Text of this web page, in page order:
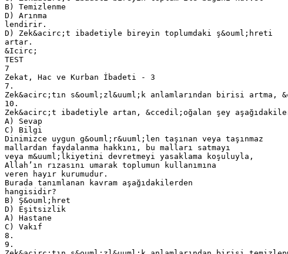
B) Temizlenme
D) Arınma
lendirir.
D) Zek&acirc;t ibadetiyle bireyin toplumdaki ş&ouml;hreti
artar.
&Icirc;
TEST
7
Zekat, Hac ve Kurban İbadeti - 3
7.
Zek&acirc;tın s&ouml;zl&uuml;k anlamlarından birisi artma,
10.
Zek&acirc;t ibadetiyle artan, &ccedil;oğalan şey
A) Sevap
C) Bilgi
Dinimizce uygun g&ouml;r&uuml;len taşınan veya taşınmaz
mallardan faydalanma hakkını, bu malları satmayı
veya m&uuml;lkiyetini devretmeyi yasaklama koşuluyla,
Allah’ın rızasını umarak toplumun kullanımına
veren hayır kurumudur.
Burada tanımlanan kavram aşağıdakilerden
hangisidir?
B) Ş&ouml;hret
D) Eşitsizlik
A) Hastane
C) Vakıf
8.
9.